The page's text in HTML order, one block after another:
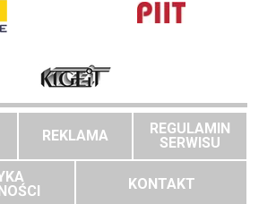
REKLAMA
REGULAMIN
SERWISU
KONTAKT